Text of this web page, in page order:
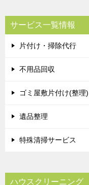
サービス一覧情報
片付け・掃除代行
不用品回収
ゴミ屋敷片付け(整理)
遺品整理
特殊清掃サービス
ハウスクリーニング